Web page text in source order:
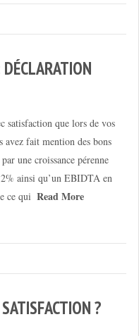
satisfaction que lors de vos
avez fait mention des bons
une croissance pérenne
ainsi qu’un EBIDTA en
ce qui Read More
?